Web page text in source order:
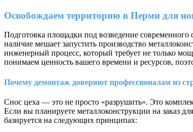
Освобождаем территорию в Перми для
Подготовка площадки под возведение современного
наличие мешает запустить производство
инженерный процесс, который требует не только
понимаем ценность вашего времени и ресурсов,
Почему демонтаж доверяют профессионалам из
Снос цеха — это не просто «разрушить». Это
Если вы планируете металлоконструкции на заказ
базируется на следующих принципах: